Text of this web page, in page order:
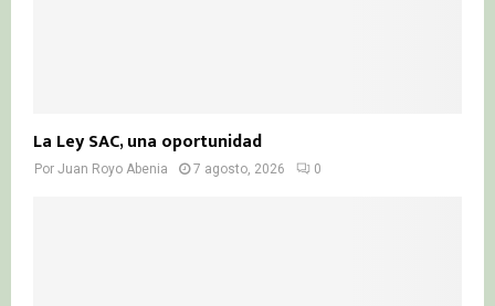
La Ley SAC, una oportunidad
Por Juan Royo Abenia 7 agosto, 2026 0